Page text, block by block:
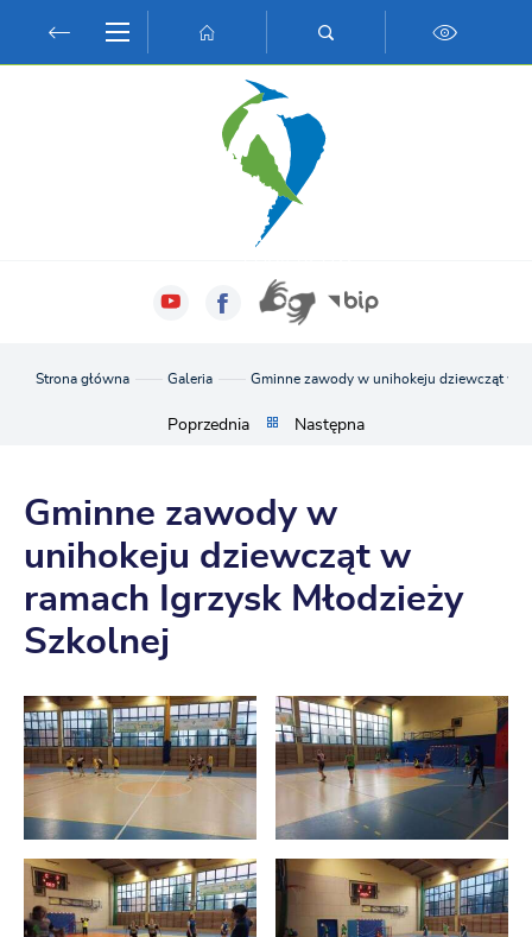
Przejdź do wyszukiwarki.
Przejdź do ustawień wielkości czcionki.
Włącz wersję kontrastową strony.
Strona główna Galeria Gminne zawody w unihokeju dziewcząt w
Poprzednia Następna
Gminne zawody w
unihokeju dziewcząt w
ramach Igrzysk Młodzieży
Szkolnej